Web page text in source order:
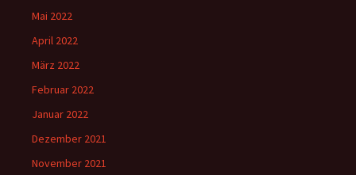
Mai 2022
April 2022
März 2022
Februar 2022
Januar 2022
Dezember 2021
November 2021